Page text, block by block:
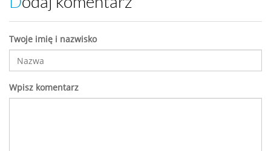
Twoje imię i nazwisko
Wpisz komentarz